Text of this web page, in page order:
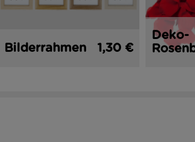
Bilderrahmen 1,30 €
Deko-